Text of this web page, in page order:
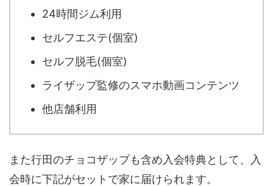
24時間ジム利用
セルフエステ(個室)
セルフ脱毛(個室)
ライザップ監修のスマホ動画コンテンツ
他店舗利用
また行田のチョコザップも含め入会特典として、入
会時に下記がセットで家に届けられます。